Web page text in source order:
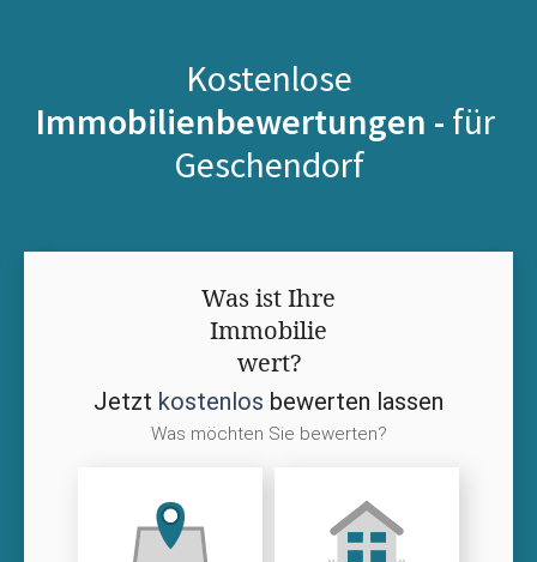
Kostenlose
Immobilienbewertungen - für
Geschendorf
Was ist Ihre
Immobilie
wert?
Jetzt kostenlos bewerten lassen
Was möchten Sie bewerten?